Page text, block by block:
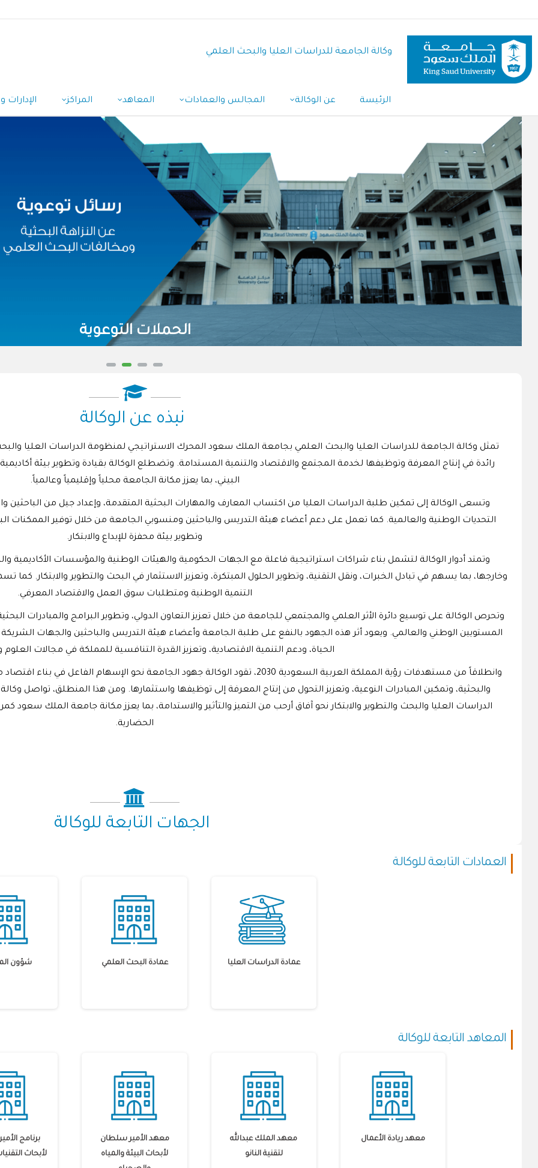
المحتوى
الرئيسي
وكالة الجامعة للدراسات العليا والبحث العلمي
الرئيسة عن الوكالة المجالس والعمادات المعاهد المراكز الإدارات
نبذه عن الوكالة
تمثل وكالة الجامعة للدراسات العليا والبحث العلمي بجامعة الملك سعود المحرك الاستراتيجي لمنظومة الدراسات العليا والبحث
رائدة في إنتاج المعرفة وتوظيفها لخدمة المجتمع والاقتصاد والتنمية المستدامة. وتضطلع الوكالة بقيادة وتطوير بيئة أكاديمية
البيني، بما يعزز مكانة الجامعة محلياً وإقليمياً وعالمياً.
وتسعى الوكالة إلى تمكين طلبة الدراسات العليا من اكتساب المعارف والمهارات البحثية المتقدمة، وإعداد جيل من الباحثين
التحديات الوطنية والعالمية. كما تعمل على دعم أعضاء هيئة التدريس والباحثين ومنسوبي الجامعة من خلال توفير الممكنات
وتطوير بيئة محفزة للإبداع والابتكار.
وتمتد أدوار الوكالة لتشمل بناء شراكات استراتيجية فاعلة مع الجهات الحكومية والهيئات الوطنية والمؤسسات الأكاديمية
وخارجها، بما يسهم في تبادل الخبرات، ونقل التقنية، وتطوير الحلول المبتكرة، وتعزيز الاستثمار في البحث والتطوير
التنمية الوطنية ومتطلبات سوق العمل والاقتصاد المعرفي.
وتحرص الوكالة على توسيع دائرة الأثر العلمي والمجتمعي للجامعة من خلال تعزيز التعاون الدولي، وتطوير البرامج والمبادرات
المستويين الوطني والعالمي. ويعود أثر هذه الجهود بالنفع على طلبة الجامعة وأعضاء هيئة التدريس والباحثين والجهات
الحياة، ودعم التنمية الاقتصادية، وتعزيز القدرة التنافسية للمملكة في مجالات العلوم
وانطلاقاً من مستهدفات رؤية المملكة العربية السعودية 2030، تقود الوكالة جهود الجامعة نحو
والبحثية، وتمكين المبادرات النوعية، وتعزيز التحول من إنتاج المعرفة إلى توظيفها واستثمارها. ومن هذا المنطلق، تواصل
الدراسات العليا والبحث والتطوير والابتكار نحو آفاق أرحب من التميز والتأثير والاستدامة، بما يعزز مكانة جامعة الملك سعود
الحضارية.
الجهات التابعة للوكالة
العمادات التابعة للوكالة
عمادة الدراسات العليا عمادة البحث العلمي شؤون
المعاهد التابعة للوكالة
معهد ريادة الأعمال
معهد الملك عبدالله
لتقنية النانو
معهد الأمير سلطان
لأبحاث البيئة والمياه
برنامج
لأبحاث